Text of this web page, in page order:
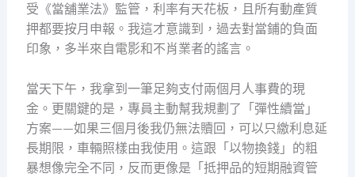
受《當舖業法》監管，利率有天花板，且所有動產質
押都要按月申報。我這才意識到，過去對當鋪的負面
印象，多半來自電影和不肖業者的謠言。
當天下午，我拿到一筆足夠支付兩個月人事費的現
金。更關鍵的是，專員主動幫我規劃了「彈性續當」
方案——如果三個月後我仍無法贖回，可以只繳利息延
長期限，車輛照樣由我使用。這跟「以物換錢」的粗
暴想像完全不同，反而更像是「抵押品的短期融資管